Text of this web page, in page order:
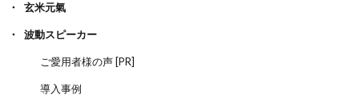
玄米元氣
波動スピーカー
ご愛用者様の声 [PR]
導入事例